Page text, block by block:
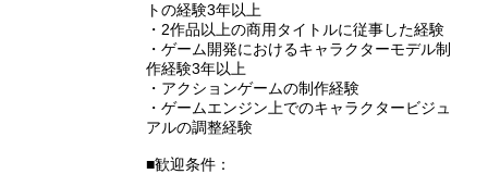
トの経験3年以上
・2作品以上の商用タイトルに従事した経験
・ゲーム開発におけるキャラクターモデル制
作経験3年以上
・アクションゲームの制作経験
・ゲームエンジン上でのキャラクタービジュ
アルの調整経験
■歓迎条件：